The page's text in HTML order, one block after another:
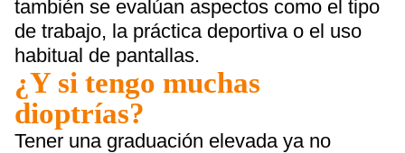
también se evalúan aspectos como el tipo
de trabajo, la práctica deportiva o el uso
habitual de pantallas.
¿Y si tengo muchas
dioptrías?
Tener una graduación elevada ya no